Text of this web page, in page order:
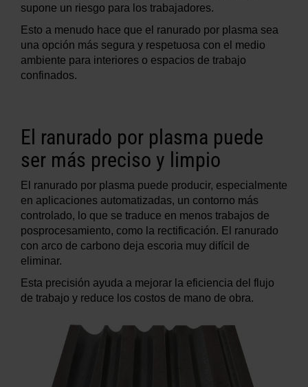
supone un riesgo para los trabajadores.
Esto a menudo hace que el ranurado por plasma sea
una opción más segura y respetuosa con el medio
ambiente para interiores o espacios de trabajo
confinados.
El ranurado por plasma puede
ser más preciso y limpio
El ranurado por plasma puede producir, especialmente
en aplicaciones automatizadas, un contorno más
controlado, lo que se traduce en menos trabajos de
posprocesamiento, como la rectificación. El ranurado
con arco de carbono deja escoria muy difícil de
eliminar.
Esta precisión ayuda a mejorar la eficiencia del flujo
de trabajo y reduce los costos de mano de obra.